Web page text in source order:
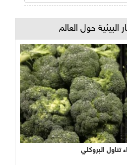
البيئية حول العالم
تناول البروكلي